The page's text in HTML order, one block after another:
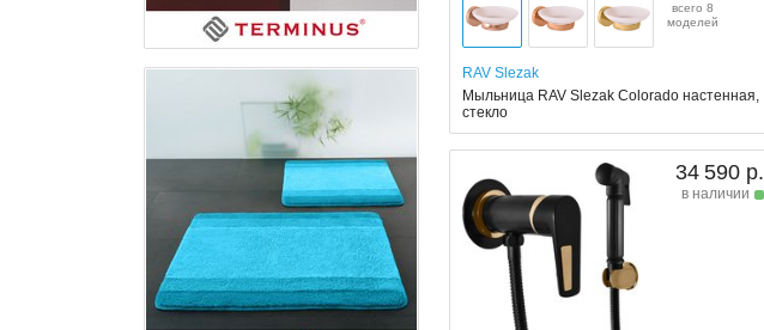
всего 8
моделей
RAV Slezak
Мыльница RAV Slezak Colorado настенная,
стекло
34 590 р.
в наличии